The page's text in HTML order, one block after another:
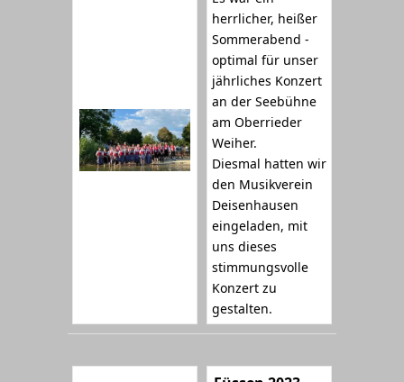
herrlicher, heißer
Sommerabend -
optimal für unser
jährliches Konzert
an der Seebühne
am Oberrieder
Weiher.
Diesmal hatten wir
den Musikverein
Deisenhausen
eingeladen, mit
uns dieses
stimmungsvolle
Konzert zu
gestalten.